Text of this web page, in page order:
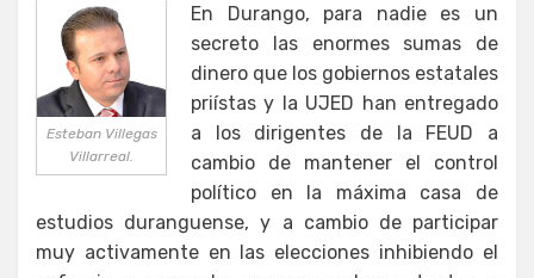
Esteban Villegas
Villarreal.
En Durango, para nadie es un
secreto las enormes sumas de
dinero que los gobiernos estatales
priístas y la UJED han entregado
a los dirigentes de la FEUD a
cambio de mantener el control
político en la máxima casa de
estudios duranguense, y a cambio de participar
muy activamente en las elecciones inhibiendo el